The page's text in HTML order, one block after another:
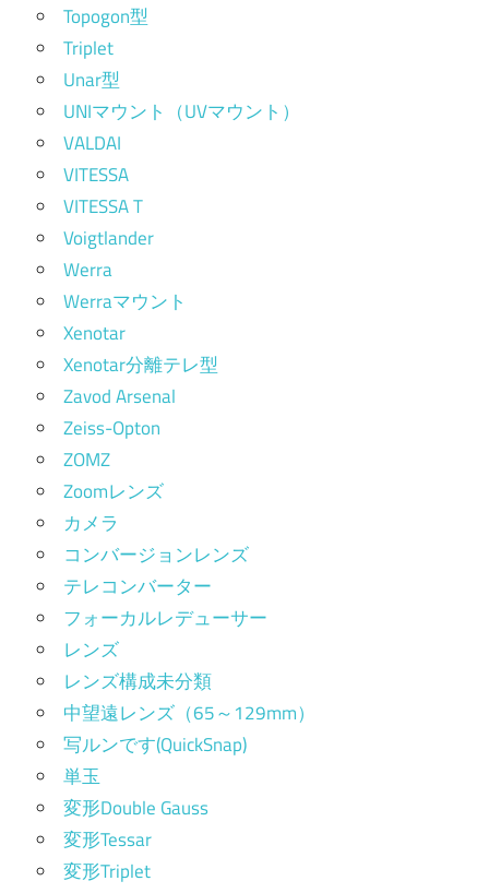
Topogon型
Triplet
Unar型
UNIマウント（UVマウント）
VALDAI
VITESSA
VITESSA T
Voigtlander
Werra
Werraマウント
Xenotar
Xenotar分離テレ型
Zavod Arsenal
Zeiss-Opton
ZOMZ
Zoomレンズ
カメラ
コンバージョンレンズ
テレコンバーター
フォーカルレデューサー
レンズ
レンズ構成未分類
中望遠レンズ（65～129mm）
写ルンです(QuickSnap)
単玉
変形Double Gauss
変形Tessar
変形Triplet